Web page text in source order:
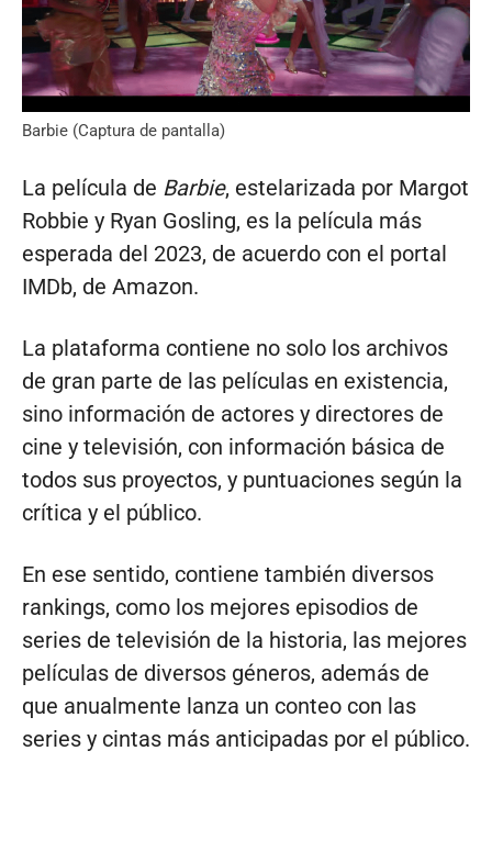
Barbie (Captura de pantalla)
La película de Barbie, estelarizada por Margot
Robbie y Ryan Gosling, es la película más
esperada del 2023, de acuerdo con el portal
IMDb, de Amazon.
La plataforma contiene no solo los archivos
de gran parte de las películas en existencia,
sino información de actores y directores de
cine y televisión, con información básica de
todos sus proyectos, y puntuaciones según la
crítica y el público.
En ese sentido, contiene también diversos
rankings, como los mejores episodios de
series de televisión de la historia, las mejores
películas de diversos géneros, además de
que anualmente lanza un conteo con las
series y cintas más anticipadas por el público.